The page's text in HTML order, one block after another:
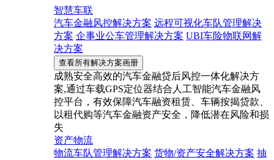
智慧车联
汽车金融风控解决方案 远程可视化车队管理解决
方案 企事业公车管理解决方案 UBI车险物联网解
决方案
查看所有解决方案画册
成熟安全高效的汽车金融贷后风控一体化解决方
案,通过车载GPS定位器结合人工智能汽车金融风
控平台，有效保障汽车融资租赁、车辆按揭贷款、
以租代购等汽车金融资产安全，降低潜在风险和损
失
资产物流
物流车队管理解决方案 货物/资产安全解决方案 抽